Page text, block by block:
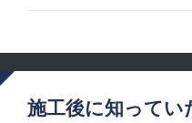
施工後に知ってい